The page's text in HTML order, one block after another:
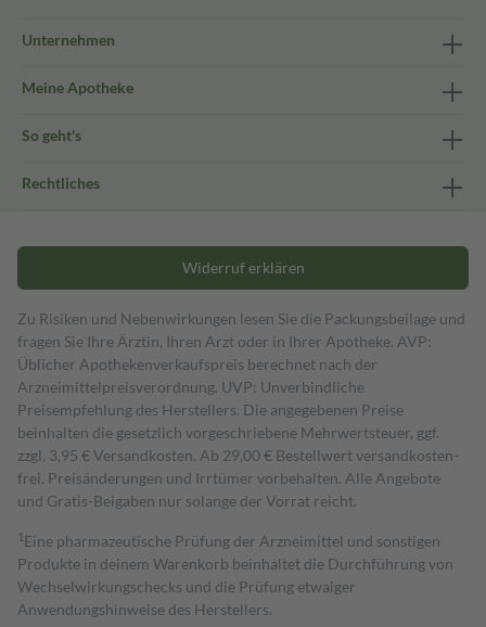
Unternehmen
Meine Apotheke
So geht's
Rechtliches
Widerruf erklären
Zu Risiken und Nebenwirkungen lesen Sie die Packungsbeilage und
fragen Sie Ihre Ärztin, Ihren Arzt oder in Ihrer Apotheke. AVP:
Üblicher Apothekenverkaufspreis berechnet nach der
Arzneimittelpreisverordnung. UVP: Unverbindliche
Preisempfehlung des Herstellers. Die angegebenen Preise
beinhalten die gesetzlich vorgeschriebene Mehrwertsteuer, ggf.
zzgl. 3,95 € Versandkosten. Ab 29,00 € Bestell­wert versand­kosten­
frei. Preisänderungen und Irrtümer vorbehalten. Alle Angebote
und Gratis-Beigaben nur solange der Vorrat reicht.
1 Eine pharmazeutische Prüfung der Arzneimittel und sonstigen
Produkte in deinem Warenkorb beinhaltet die Durchführung von
Wechselwirkungschecks und die Prüfung etwaiger
Anwendungshinweise des Herstellers.